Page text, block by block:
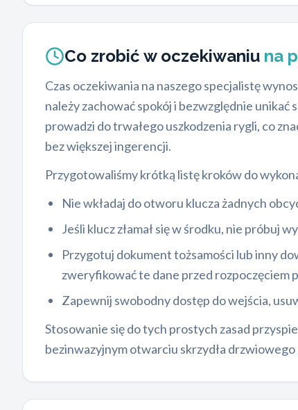
Co zrobić w oczekiwaniu na
Czas oczekiwania na naszego specjalistę
należy zachować spokój i bezwzględnie
prowadzi do trwałego uszkodzenia rygli, co
bez większej ingerencji.
Przygotowaliśmy krótką listę kroków do
Nie wkładaj do otworu klucza żadnych
Jeśli klucz złamał się w środku, nie próbuj
Przygotuj dokument tożsamości lub inny
zweryfikować te dane przed rozpoczęciem
Zapewnij swobodny dostęp do wejścia,
Stosowanie się do tych prostych zasad
bezinwazyjnym otwarciu skrzydła